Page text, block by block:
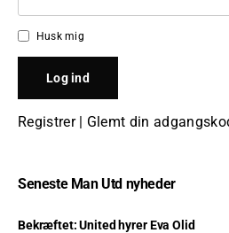
Husk mig
Registrer| Glemt din
Seneste Man Utd nyheder
Bekræftet: United hyrer Eva Olid